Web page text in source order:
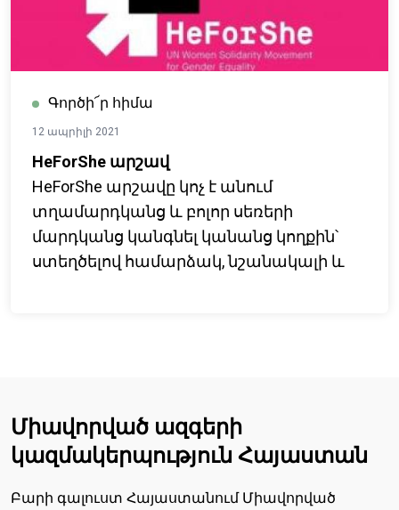
Գործի՜ր հիմա
12 ապրիլի 2021
HeForShe արշավ
HeForShe արշավը կոչ է անում
տղամարդկանց և բոլոր սեռերի
մարդկանց կանգնել կանանց կողքին՝
ստեղծելով համարձակ, նշանակալի և
Միավորված ազգերի
կազմակերպություն Հայաստան
Բարի գալուստ Հայաստանում Միավորված